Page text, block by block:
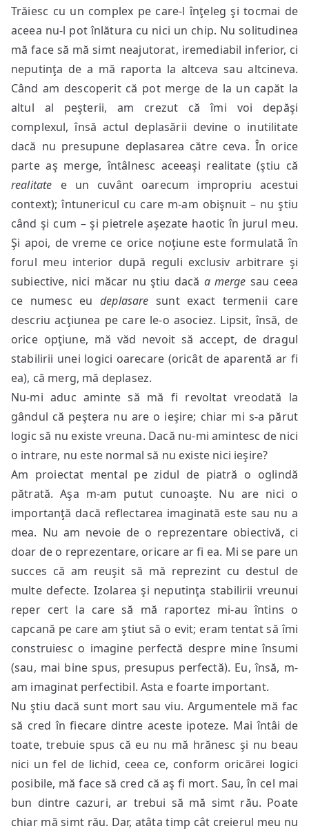
Trăiesc cu un complex pe care-l înţeleg şi tocmai de
aceea nu-l pot înlătura cu nici un chip. Nu solitudinea
mă face să mă simt neajutorat, iremediabil inferior, ci
neputinţa de a mă raporta la altceva sau altcineva.
Când am descoperit că pot merge de la un capăt la
altul al peşterii, am crezut că îmi voi depăşi
complexul, însă actul deplasării devine o inutilitate
dacă nu presupune deplasarea către ceva. În orice
parte aş merge, întâlnesc aceeaşi realitate (ştiu că
realitate e un cuvânt oarecum impropriu acestui
context); întunericul cu care m-am obişnuit – nu ştiu
când şi cum – şi pietrele aşezate haotic în jurul meu.
Şi apoi, de vreme ce orice noţiune este formulată în
forul meu interior după reguli exclusiv arbitrare şi
subiective, nici măcar nu ştiu dacă a merge sau ceea
ce numesc eudeplasare sunt exact termenii care
descriu acţiunea pe care le-o asociez. Lipsit, însă, de
orice opţiune, mă văd nevoit să accept, de dragul
stabilirii unei logici oarecare (oricât de aparentă ar fi
ea), că merg, mă deplasez.
Nu-mi aduc aminte să mă fi revoltat vreodată la
gândul că peştera nu are o ieşire; chiar mi s-a părut
logic să nu existe vreuna. Dacă nu-mi amintesc de nici
o intrare, nu este normal să nu existe nici ieşire?
Am proiectat mental pe zidul de piatră o oglindă
pătrată. Aşa m-am putut cunoaşte. Nu are nici o
importanţă dacă reflectarea imaginată este sau nu a
mea. Nu am nevoie de o reprezentare obiectivă, ci
doar de o reprezentare, oricare ar fi ea. Mi se pare un
succes că am reuşit să mă reprezint cu destul de
multe defecte. Izolarea şi neputinţa stabilirii vreunui
reper cert la care să mă raportez mi-au întins o
capcană pe care am ştiut să o evit; eram tentat să îmi
construiesc o imagine perfectă despre mine însumi
(sau, mai bine spus, presupus perfectă). Eu, însă, m-
am imaginat perfectibil. Asta e foarte important.
Nu ştiu dacă sunt mort sau viu. Argumentele mă fac
să cred în fiecare dintre aceste ipoteze. Mai întâi de
toate, trebuie spus că eu nu mă hrănesc şi nu beau
nici un fel de lichid, ceea ce, conform oricărei logici
posibile, mă face să cred că aş fi mort. Sau, în cel mai
bun dintre cazuri, ar trebui să mă simt rău. Poate
chiar mă simt rău. Dar, atâta timp cât creierul meu nu